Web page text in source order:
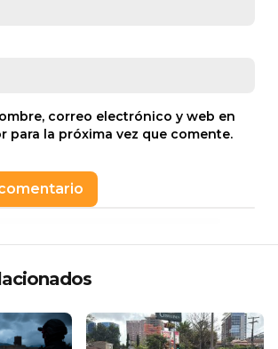
correo electrónico y web en
para la próxima vez que comente.